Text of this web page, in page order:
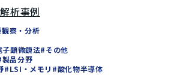
析事例
察・分析
顕微鏡法#その他
製品分野
#LSI・メモリ #酸化物半導体